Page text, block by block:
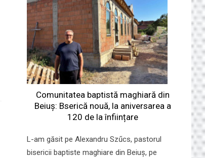
Comunitatea baptistă maghiară din
Beiuș: Bserică nouă, la aniversarea a
120 de la înființare
L-am găsit pe Alexandru Szűcs, pastorul
bisericii baptiste maghiare din Beiuș, pe